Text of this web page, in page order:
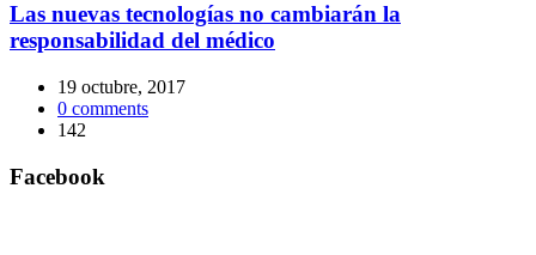
Las nuevas tecnologías no cambiarán la
responsabilidad del médico
19 octubre, 2017
0 comments
142
Facebook